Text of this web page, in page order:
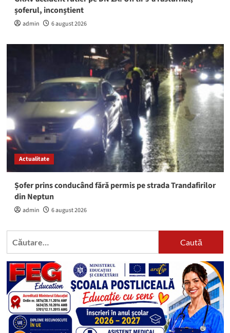
șoferul, inconștient
admin 6 august 2026
Actualitate
Șofer prins conducând fără permis pe strada Trandafirilor
din Neptun
admin 6 august 2026
Caută